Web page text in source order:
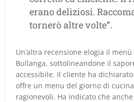
erano deliziosi.
tornerò altre volte”.
Un’altra recensione elogia il
Bullanga, sottolineandone il
accessibile. Il cliente ha
offre un menu del giorno di
ragionevoli. Ha indicato che